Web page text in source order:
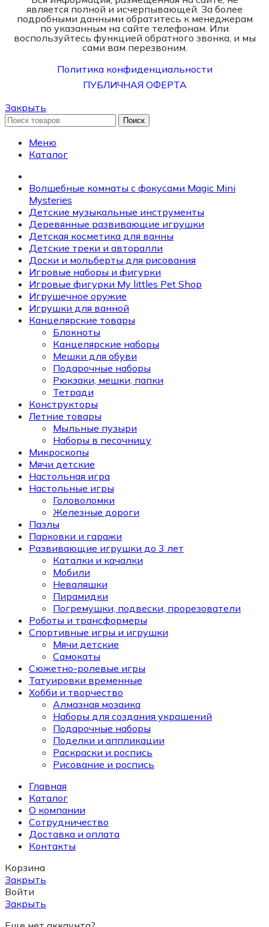
является полной и исчерпывающей. За более
подробными данными обратитесь к менеджерам
по указанным на сайте телефонам. Или
воспользуйтесь функцией обратного звонка, и мы
сами вам перезвоним.
Политика конфиденциальности
ПУБЛИЧНАЯ ОФЕРТА
Закрыть
Поиск
Меню
Каталог
Волшебные комнаты с фокусами Magic Mini
Mysteries
Детские музыкальные инструменты
Деревянные развивающие игрушки
Детская косметика для ванны
Детские треки и авторалли
Доски и мольберты для рисования
Игровые наборы и фигурки
Игровые фигурки My littles Pet Shop
Игрушечное оружие
Игрушки для ванной
Канцелярские товары
Блокноты
Канцелярские наборы
Мешки для обуви
Подарочные наборы
Рюкзаки, мешки, папки
Тетради
Конструкторы
Летние товары
Мыльные пузыри
Наборы в песочницу
Микроскопы
Мячи детские
Настольная игра
Настольные игры
Головоломки
Железные дороги
Пазлы
Парковки и гаражи
Развивающие игрушки до 3 лет
Каталки и качалки
Мобили
Неваляшки
Пирамидки
Погремушки, подвески, прорезователи
Роботы и трансформеры
Спортивные игры и игрушки
Мячи детские
Самокаты
Сюжетно-ролевые игры
Татуировки временные
Хобби и творчество
Алмазная мозаика
Наборы для создания украшений
Подарочные наборы
Поделки и аппликации
Раскраски и роспись
Рисование и роспись
Главная
Каталог
О компании
Сотрудничество
Доставка и оплата
Контакты
Корзина
Закрыть
Войти
Закрыть